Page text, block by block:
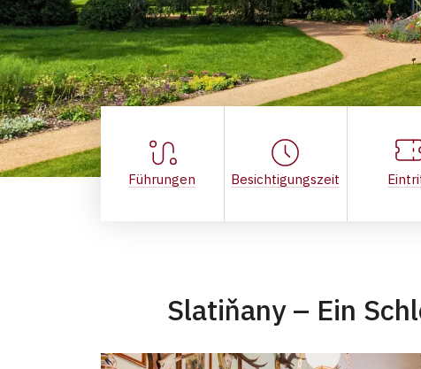
Führungen
Besichtigungszeit
Slatiňany – Ein